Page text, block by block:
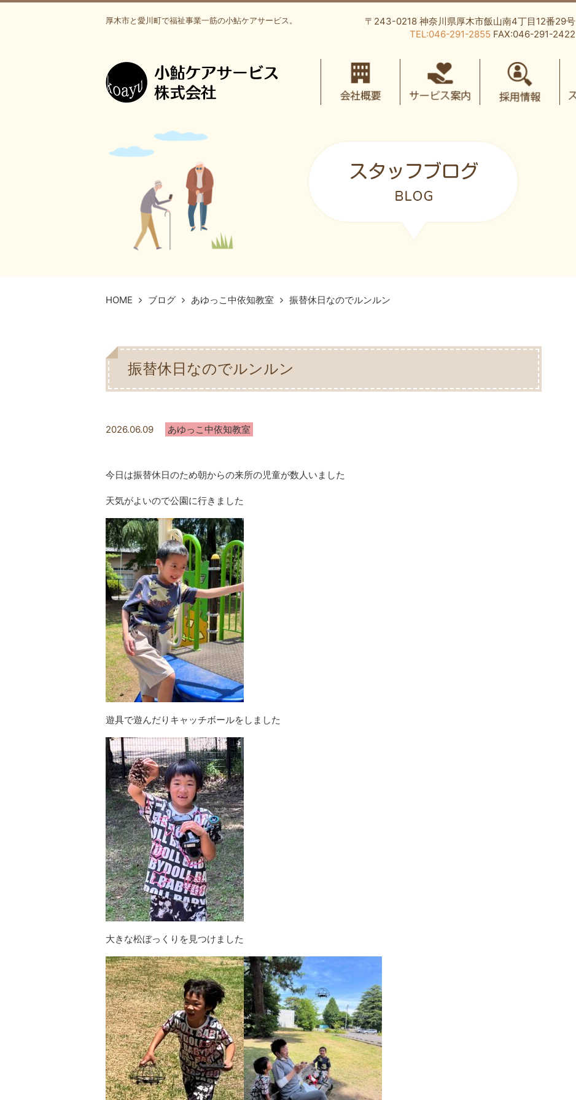
厚木市と愛川町で福祉事業一筋の小鮎ケアサービス。
〒243-0218 神奈川県厚木市飯山南4丁目12番29号
TEL:046-291-2855 FAX:046-291-2422
HOME ブログ あゆっこ中依知教室 振替休日なのでルンルン
振替休日なのでルンルン
2026.06.09 あゆっこ中依知教室
今日は振替休日のため朝からの来所の児童が数人いました
天気がよいので公園に行きました
遊具で遊んだりキャッチボールをしました
大きな松ぼっくりを見つけました